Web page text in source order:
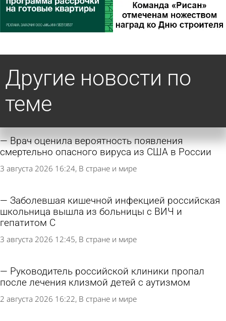
Другие новости по
теме
Врач оценила вероятность появления
смертельно опасного вируса из США в России
3 августа 2026 16:24 В стране и мире
Заболевшая кишечной инфекцией российская
школьница вышла из больницы с ВИЧ и
гепатитом С
3 августа 2026 12:45 В стране и мире
Руководитель российской клиники пропал
после лечения клизмой детей с аутизмом
2 августа 2026 16:22 В стране и мире